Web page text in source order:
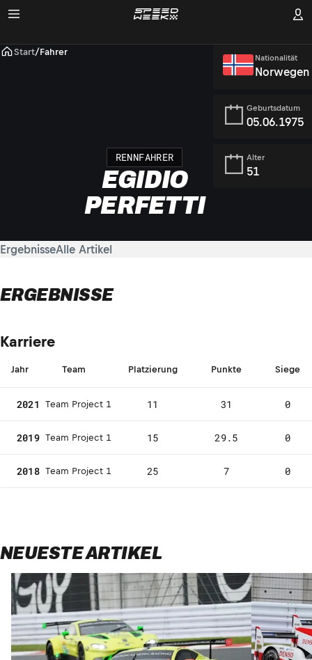
Start/Fahrer
RENNFAHRER
EGIDIO
PERFETTI
Nationalität
Norwegen
Geburtsdatum
05.06.1975
Alter
51
ErgebnisseAlle Artikel
ERGEBNISSE
Karriere
Jahr Team Platzierung Punkte Siege
2021 Team Project 1 11 31 0
2019 Team Project 1 15 29.5 0
2018 Team Project 1 25 7 0
NEUESTE ARTIKEL